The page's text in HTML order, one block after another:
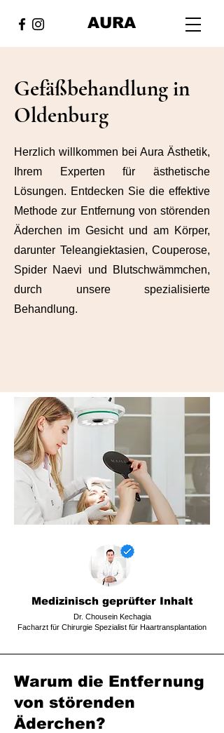
AURA
Gefäßbehandlung in
Oldenburg
Herzlich willkommen bei Aura Ästhetik,
Ihrem Experten für ästhetische
Lösungen. Entdecken Sie die effektive
Methode zur Entfernung von störenden
Äderchen im Gesicht und am Körper,
darunter Teleangiektasien, Couperose,
Spider Naevi und Blutschwämmchen,
durch unsere spezialisierte
Behandlung.
Medizinisch geprüfter Inhalt
Dr. Chousein Kechagia
Facharzt für Chirurgie Spezialist für Haartransplantation
Warum die Entfernung
von störenden
Äderchen?